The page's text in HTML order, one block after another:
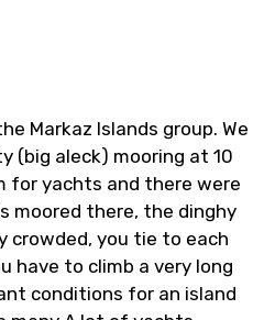
Markaz Islands group. We
(big aleck) mooring at 10
for yachts and there were
moored there, the dinghy
crowded, you tie to each
have to climb a very long
conditions for an island